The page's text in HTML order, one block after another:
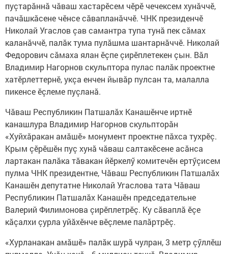
пуçтарăннă чăваш хастарӗсем чӗрӗ чечексем хунăччӗ,
пачăшкăсене чӗнсе сăвапланăччӗ. ЧНК президенчӗ
Николай Угаслов çав самантра тупа тунă пек сăмах
каланăччӗ, палăк тума пулăшма шантарнăччӗ. Николай
Федорович сăмаха ялан ӗçпе çирӗплетекен çын. Вăл
Владимир Нагорнов скульптора пулас палăк проектне
хатӗрлеттернӗ, укçа енчен йывăр пулсан та, малалла
пикенсе ӗçлеме пуçланă.
Чăваш Республикин Патшалăх Канашӗнче иртнӗ
канашлура Владимир Нагорнов скульпторăн
«Хуйхăракан амăшӗ» монумент проектне пăхса тухрӗç.
Крым çӗрӗшӗн пуç хунă чăваш салтакӗсене асăнса
лартакан палăка тăвакан йӗркелӳ комитечӗн ертӳçисем
пулма ЧНК президентне, Чăваш Республикин Патшалăх
Канашӗн депутатне Николай Угаслова тата Чăваш
Республикин Патшалăх Канашӗн председательне
Валерий Филимонова çирӗплетрӗç. Ку сăваплă ӗçе
кăçалхи çурла уйăхӗнче вӗçлеме палăртрӗç.
«Хурланакан амăшӗ» палăк шурă чулран, 3 метр çӳллӗш